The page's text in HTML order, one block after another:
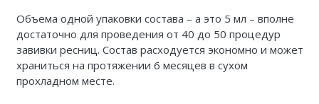
Объема одной упаковки состава – а это 5 мл – вполне
достаточно для проведения от 40 до 50 процедур
завивки ресниц. Состав расходуется экономно и может
храниться на протяжении 6 месяцев в сухом
прохладном месте.